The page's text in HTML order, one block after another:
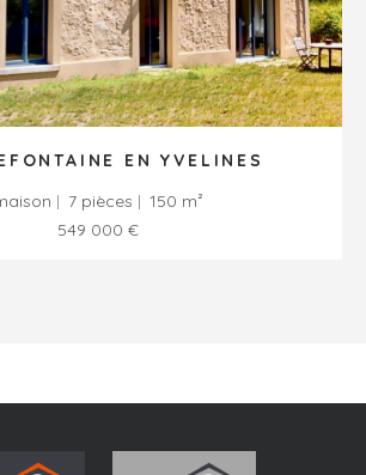
EN YVELINES
7 pièces
150 m²
549 000 €